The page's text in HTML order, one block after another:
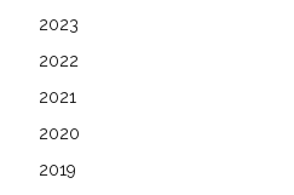
2023
2022
2021
2020
2019